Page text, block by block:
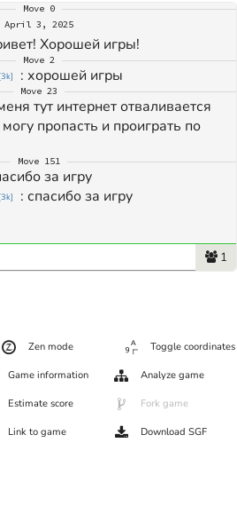
Move 0
April 3, 2025
Хорошей игры!
Move 2
[3k] : хорошей игры
Move 23
тут интернет отваливается
пропасть и проиграть по
Move 151
за игру
[3k] : спасибо за игру
1
Zen mode Toggle coordinates
Game information Analyze game
Estimate score Fork game
Link to game Download SGF